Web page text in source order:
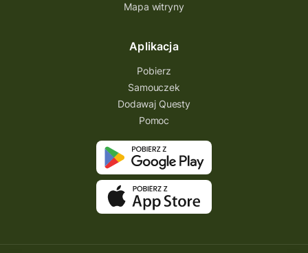
Mapa witryny
Aplikacja
Pobierz
Samouczek
Dodawaj Questy
Pomoc